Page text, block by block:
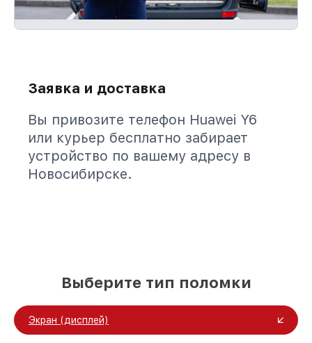
Заявка и доставка
Вы привозите телефон Huawei Y6
или курьер бесплатно забирает
устройство по вашему адресу в
Новосибирске.
Выберите тип поломки
Экран (дисплей)